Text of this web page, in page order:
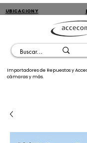
UBICACION Y
Importadores de Repuestos y
cámaras y más.